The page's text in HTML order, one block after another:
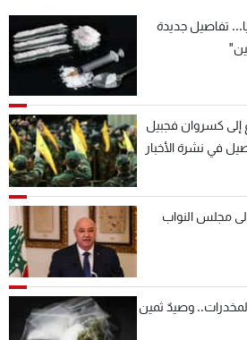
تفاصيل جديدة
إلى كسروان فجبيل
في نشرة الأخبار
المخدرات.. وصيدٌ ثمين